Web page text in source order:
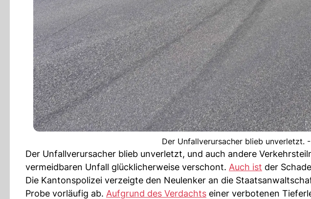
Der Unfallverursacher blieb unverletzt.
Der Unfallverursacher blieb unverletzt, und auch andere
vermeidbaren Unfall glücklicherweise verschont. Auch ist der
Die Kantonspolizei verzeigte den Neulenker an die
Probe vorläufig ab. Aufgrund des Verdachts einer verbotenen